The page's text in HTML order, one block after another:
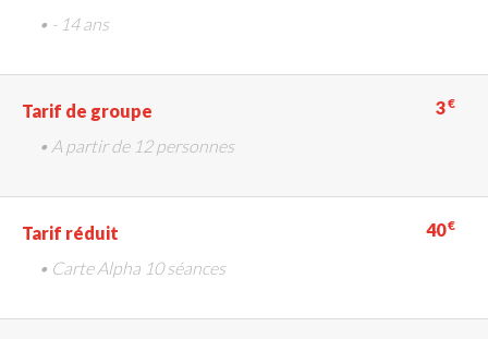
• - 14 ans
Tarif de groupe 3€
• A partir de 12 personnes
Tarif réduit 40€
• Carte Alpha 10 séances